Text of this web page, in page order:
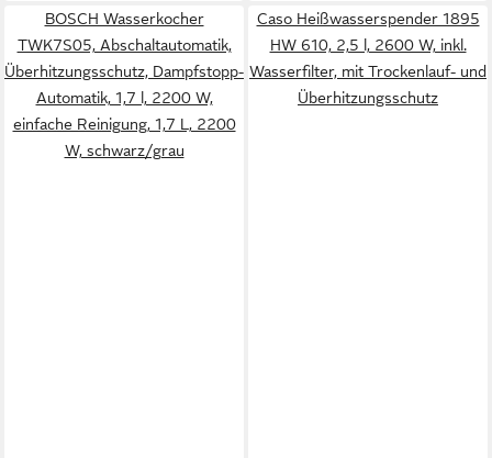
BOSCH Wasserkocher
TWK7S05, Abschaltautomatik,
Überhitzungsschutz, Dampfstopp-
Automatik, 1,7 l, 2200 W,
einfache Reinigung, 1,7 L, 2200
W, schwarz/grau
Caso Heißwasserspender 1895
HW 610, 2,5 l, 2600 W, inkl.
Wasserfilter, mit Trockenlauf- und
Überhitzungsschutz